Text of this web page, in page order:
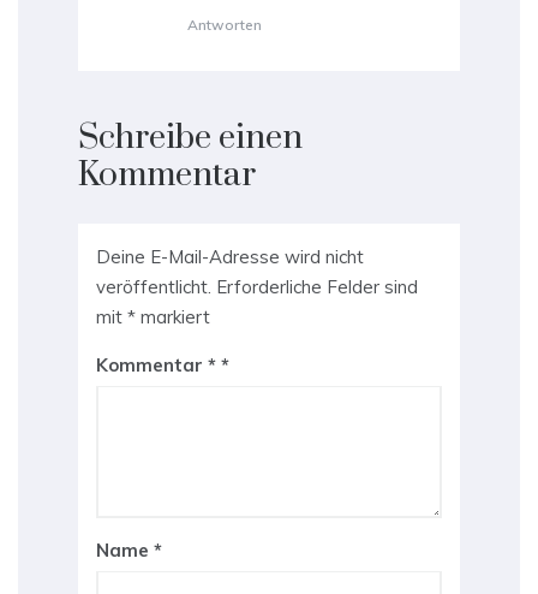
Antworten
Schreibe einen
Kommentar
Deine E-Mail-Adresse wird nicht
veröffentlicht. Erforderliche Felder sind
mit * markiert
Kommentar *
Name *